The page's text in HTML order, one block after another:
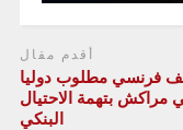
أقدم مقال
فرنسي مطلوب دوليا
مراكش بتهمة الاحتيال
البنكي